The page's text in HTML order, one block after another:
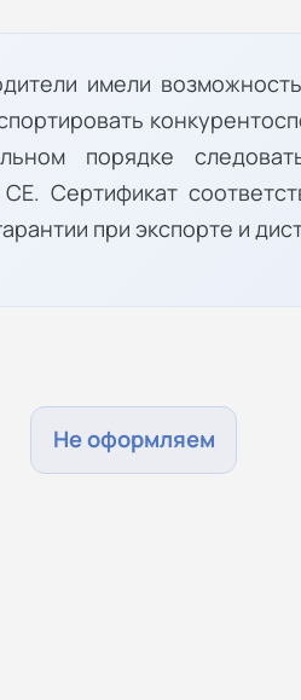
имели
порядке
Сертификат
при экспорте и
Не оформляем